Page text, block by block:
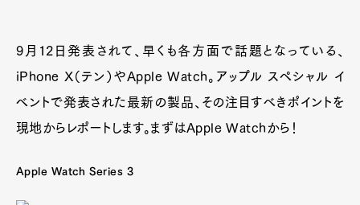
9月12日発表されて、早くも各方面で話題となっている、
iPhone X（テン）やApple Watch。アップル スペシャル イ
ベントで発表された最新の製品、その注目すべきポイントを
現地からレポートします。まずはApple Watchから！
Apple Watch Series 3